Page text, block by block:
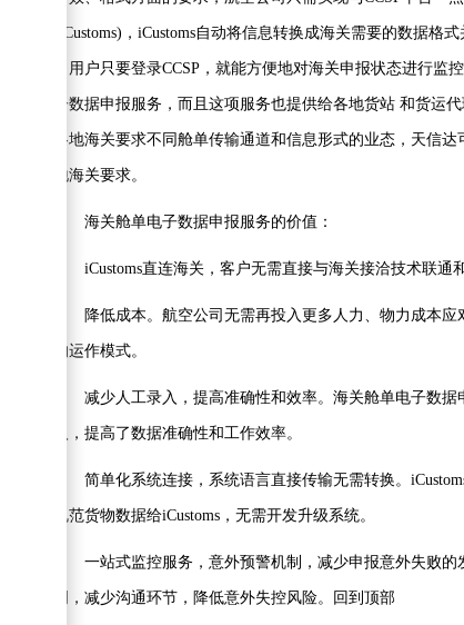
(iCustoms)，iCustoms自动将信息转换成海关需要的数据
司用户只要登录CCSP，就能方便地对海关申报状态进行
子数据申报服务，而且这项服务也提供给各地货站 和货运
各地海关要求不同舱单传输通道和信息形式的业态，天信
地海关要求。
海关舱单电子数据申报服务的价值：
iCustoms直连海关，客户无需直接与海关接洽技术联通
降低成本。航空公司无需再投入更多人力、物力成本应
的运作模式。
减少人工录入，提高准确性和效率。海关舱单电子数据
入，提高了数据准确性和工作效率。
简单化系统连接，系统语言直接传输无需转换。
规范货物数据给iCustoms，无需开发升级系统。
一站式监控服务，意外预警机制，减少申报意外失败的
明，减少沟通环节，降低意外失控风险。回到顶部